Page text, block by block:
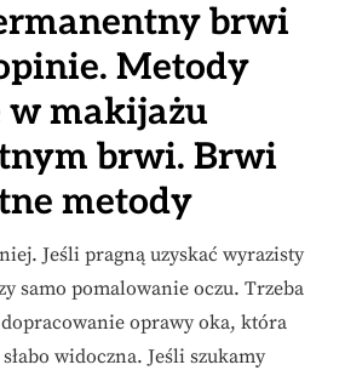
brwi
Metody
w makijażu
brwi. Brwi
metody
Jeśli pragną uzyskać wyrazisty
samo pomalowanie oczu. Trzeba
oprawy oka, która
widoczna. Jeśli szukamy